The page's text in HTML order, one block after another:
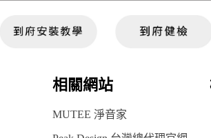
相關網站
MUTEE 淨音家